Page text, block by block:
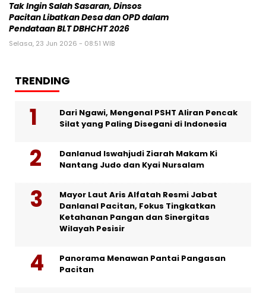
Tak Ingin Salah Sasaran, Dinsos
Pacitan Libatkan Desa dan OPD dalam
Pendataan BLT DBHCHT 2026
Selasa, 23 Jun 2026 - 08:51 WIB
TRENDING
Dari Ngawi, Mengenal PSHT Aliran Pencak
Silat yang Paling Disegani di Indonesia
Danlanud Iswahjudi Ziarah Makam Ki
Nantang Judo dan Kyai Nursalam
Mayor Laut Aris Alfatah Resmi Jabat
Danlanal Pacitan, Fokus Tingkatkan
Ketahanan Pangan dan Sinergitas
Wilayah Pesisir
Panorama Menawan Pantai Pangasan
Pacitan